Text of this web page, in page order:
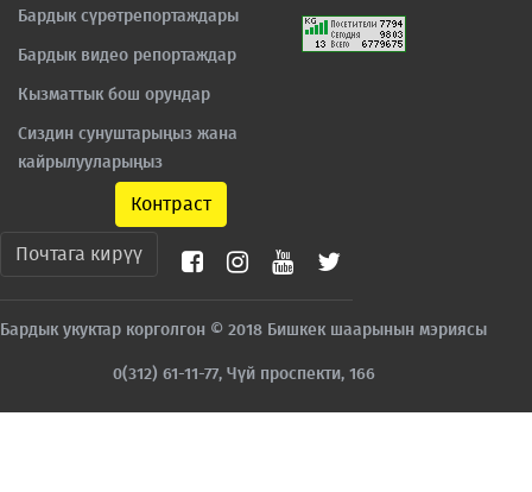
Бардык сүрөтрепортаждары
Бардык видео репортаждар
Кызматтык бош орундар
Сиздин сунуштарыңыз жана
кайрылууларыңыз
Контраст
Почтага кирүү
Бардык укуктар корголгон © 2018 Бишкек шаарынын мэриясы
0(312) 61-11-77, Чүй проспекти, 166